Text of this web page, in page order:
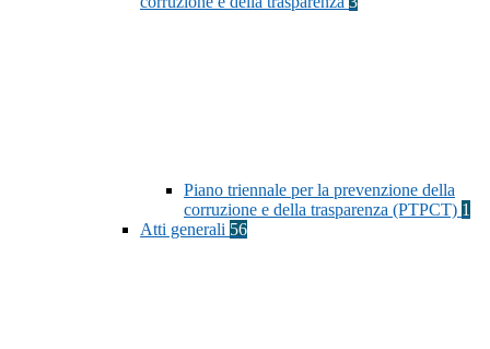
Piano triennale per la prevenzione della
corruzione e della trasparenza (PTPCT) 1
Atti generali 56